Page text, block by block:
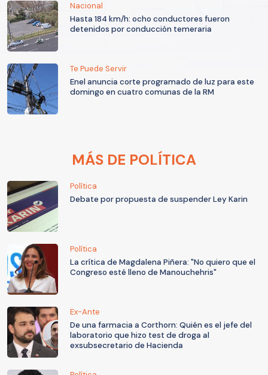
Nacional
Hasta 184 km/h: ocho conductores fueron
detenidos por conducción temeraria
Te Puede Servir
Enel anuncia corte programado de luz para este
domingo en cuatro comunas de la RM
MÁS DE POLÍTICA
Política
Debate por propuesta de suspender Ley Karin
Política
La crítica de Magdalena Piñera: "No quiero que el
Congreso esté lleno de Manouchehris"
Ex-Ante
De una farmacia a Corthorn: Quién es el jefe del
laboratorio que hizo test de droga al
exsubsecretario de Hacienda